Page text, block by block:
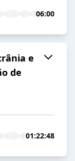
06:00
e
de
01:22:48